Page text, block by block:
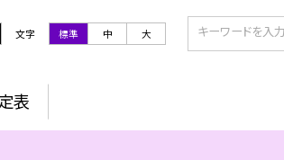
文字 標準 中 大
表